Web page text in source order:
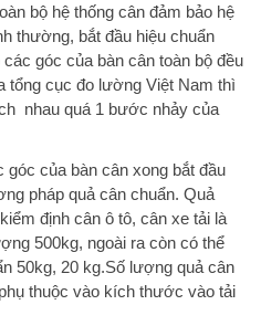
bộ hệ thống cân đảm bảo hệ
thường, bắt đầu hiệu chuẩn
góc của bàn cân toàn bộ đều
tổng cục đo lường Việt Nam thì
nhau quá 1 bước nhảy của
góc của bàn cân xong bắt đầu
pháp quả cân chuẩn. Quả
định cân ô tô, cân xe tải là
500kg, ngoài ra còn có thể
50kg, 20 kg.Số lượng quả cân
thuộc vào kích thước vào tải